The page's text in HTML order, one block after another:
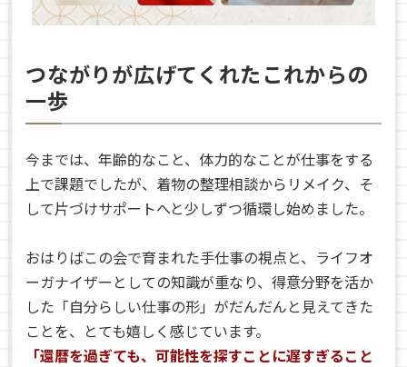
つながりが広げてくれたこれからの
一歩
今までは、年齢的なこと、体力的なことが仕事をする
上で課題でしたが、着物の整理相談からリメイク、そ
して片づけサポートへと少しずつ循環し始めました。
おはりばこの会で育まれた手仕事の視点と、ライフオ
ーガナイザーとしての知識が重なり、得意分野を活か
した「自分らしい仕事の形」がだんだんと見えてきた
ことを、とても嬉しく感じています。
「還暦を過ぎても、可能性を探すことに遅すぎること